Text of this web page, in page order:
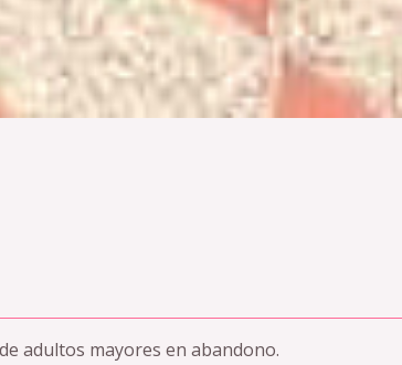
adultos mayores en abandono.